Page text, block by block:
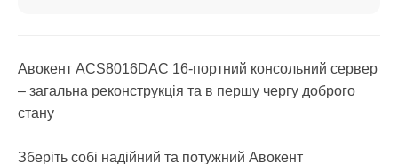
Авокент ACS8016DAC 16-портний консольний сервер
– загальна реконструкція та в першу чергу доброго
стану
Зберіть собі надійний та потужний Авокент